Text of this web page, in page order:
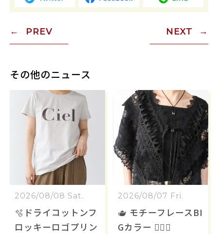
PREV NEXT
その他のニュース
2026/08/08 Sat.
🫧ドライコットンフ
ロッキーロゴプリン
2026/08/07 Fri.
🫖 モチーフレースBI
Gカラー 🐕‍🦺🐩